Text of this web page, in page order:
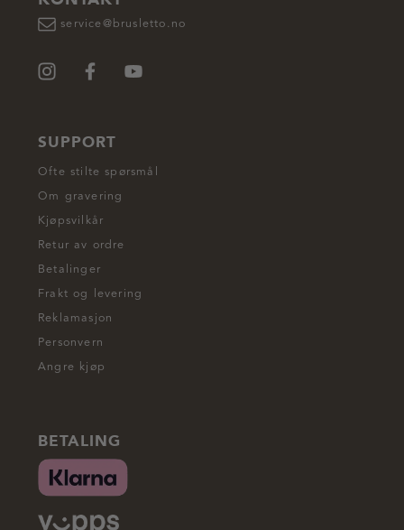
service@brusletto.no
SUPPORT
Ofte stilte spørsmål
Om gravering
Kjøpsvilkår
Retur av ordre
Betalinger
Frakt og levering
Reklamasjon
Personvern
Angre kjøp
BETALING